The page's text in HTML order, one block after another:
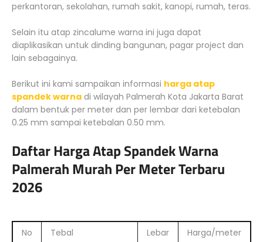
perkantoran, sekolahan, rumah sakit, kanopi, rumah, teras.
Selain itu atap zincalume warna ini juga dapat
diaplikasikan untuk dinding bangunan, pagar project dan
lain sebagainya.
Berikut ini kami sampaikan informasi harga atap
spandek warna di wilayah Palmerah Kota Jakarta Barat
dalam bentuk per meter dan per lembar dari ketebalan
0.25 mm sampai ketebalan 0.50 mm.
Daftar Harga Atap Spandek Warna
Palmerah Murah Per Meter Terbaru
2026
No Tebal Lebar
Harga/meter